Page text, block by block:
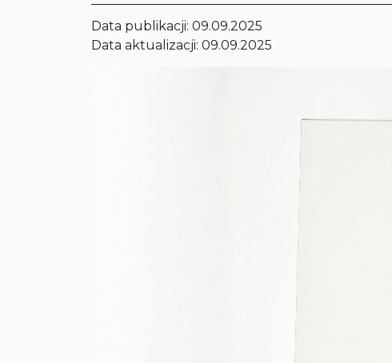
Data publikacji:09.09.2025
Data aktualizacji: 09.09.2025